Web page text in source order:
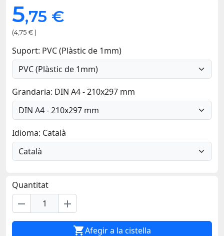
5,75 €
(4,75 € )
Suport: PVC (Plàstic de 1mm)
Grandaria: DIN A4 - 210x297 mm
Idioma: Català
Quantitat
remove add
Afegir a la cistella